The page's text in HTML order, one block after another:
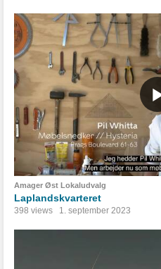
Amager Øst Lokaludvalg
Laplandskvarteret
398 views 1. september 2023